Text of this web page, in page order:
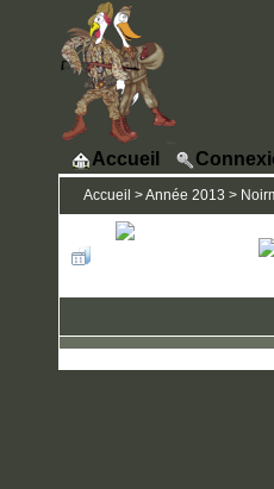
Accueil
Accueil >Année 2013 >